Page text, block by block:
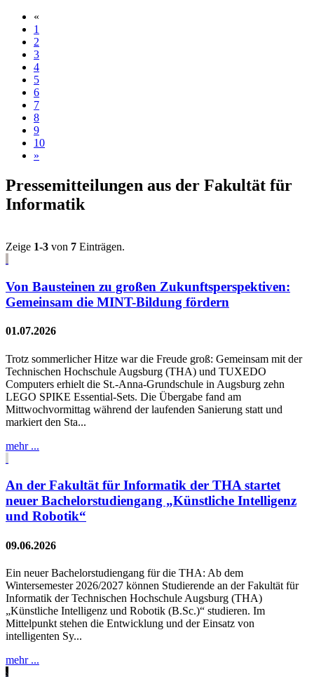
«
1
2
3
4
5
6
7
8
9
10
»
Pressemitteilungen aus der Fakultät für
Informatik
Zeige 1-3 von 7 Einträgen.
Von Bausteinen zu großen Zukunftsperspektiven:
Gemeinsam die MINT-Bildung fördern
01.07.2026
Trotz sommerlicher Hitze war die Freude groß: Gemeinsam mit der
Technischen Hochschule Augsburg (THA) und TUXEDO
Computers erhielt die St.-Anna-Grundschule in Augsburg zehn
LEGO SPIKE Essential-Sets. Die Übergabe fand am
Mittwochvormittag während der laufenden Sanierung statt und
markiert den Sta...
mehr ...
An der Fakultät für Informatik der THA startet
neuer Bachelorstudiengang „Künstliche Intelligenz
und Robotik“
09.06.2026
Ein neuer Bachelorstudiengang für die THA: Ab dem
Wintersemester 2026/2027 können Studierende an der Fakultät für
Informatik der Technischen Hochschule Augsburg (THA)
„Künstliche Intelligenz und Robotik (B.Sc.)“ studieren. Im
Mittelpunkt stehen die Entwicklung und der Einsatz von
intelligenten Sy...
mehr ...